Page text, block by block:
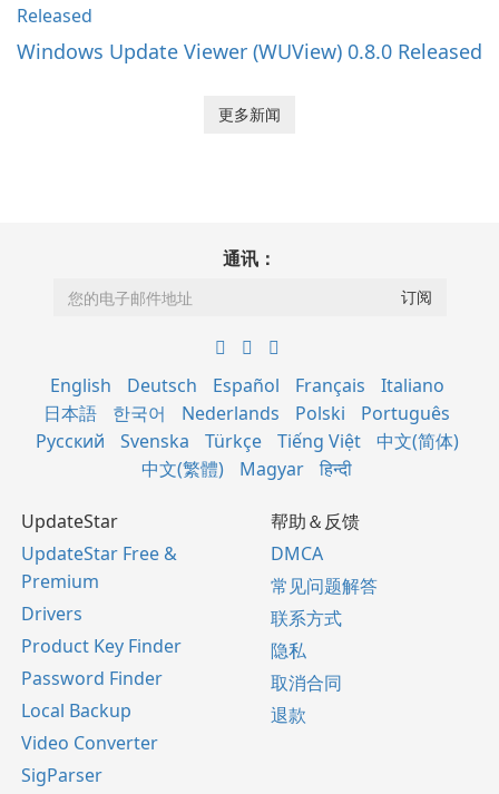
Windows Update Viewer (WUView) 0.8.0 Released
更多新闻
通讯：
English Deutsch Español Français
Italiano
日本語
한국어 Nederlands Polski
Português
Русский
Svenska Türkçe Tiếng Việt
中文(简体)
中文(繁體)
Magyar हिन्दी
UpdateStar
UpdateStar Free &
Premium
Drivers
Product Key Finder
Password Finder
Local Backup
Video Converter
SigParser
帮助＆反馈
DMCA
常见问题解答
联系方式
隐私
取消合同
退款